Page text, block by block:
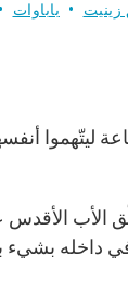
زينيت باباوات
ليتّهموا
الأب
داخله